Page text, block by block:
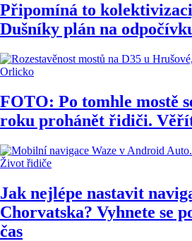
Připomíná to
Dušníky plán na
Orlicko
FOTO: Po tomhle mostě
roku prohánět řidiči.
Život řidiče
Jak nejlépe nastavit
Chorvatska? Vyhnete se
čas